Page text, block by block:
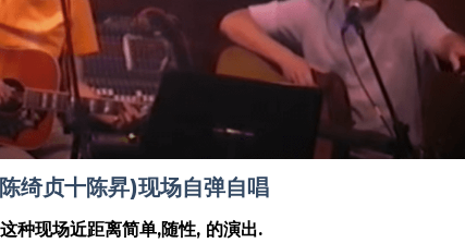
绮贞十陈昇)现场自弹自唱
种现场近距离简单,随性, 的演出.